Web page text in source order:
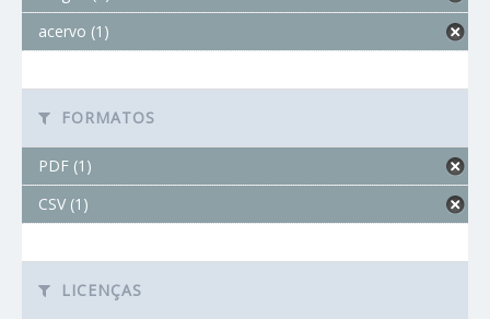
acervo (1)
FORMATOS
PDF (1)
CSV (1)
LICENÇAS